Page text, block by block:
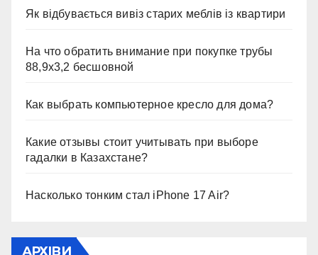
Як відбувається вивіз старих меблів із квартири
На что обратить внимание при покупке трубы
88,9х3,2 бесшовной
Как выбрать компьютерное кресло для дома?
Какие отзывы стоит учитывать при выборе
гадалки в Казахстане?
Насколько тонким стал iPhone 17 Air?
АРХІВИ